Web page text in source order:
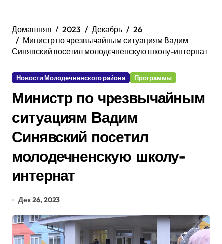
Домашняя 2023 Декабрь
26
Министр по чрезвычайным ситуациям Вадим
Синявский посетил молодечненскую школу-интернат
Новости Молодечненского района Программы
Министр по чрезвычайным
ситуациям Вадим
Синявский посетил
молодечненскую школу-
интернат
Дек 26, 2023